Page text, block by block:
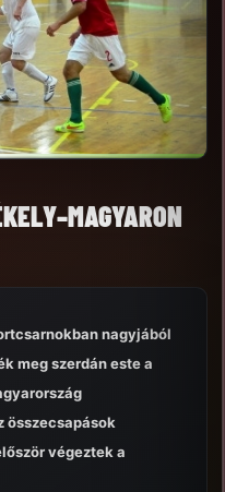
nagyjából
meg szerdán este a
összecsapások
végeztek a